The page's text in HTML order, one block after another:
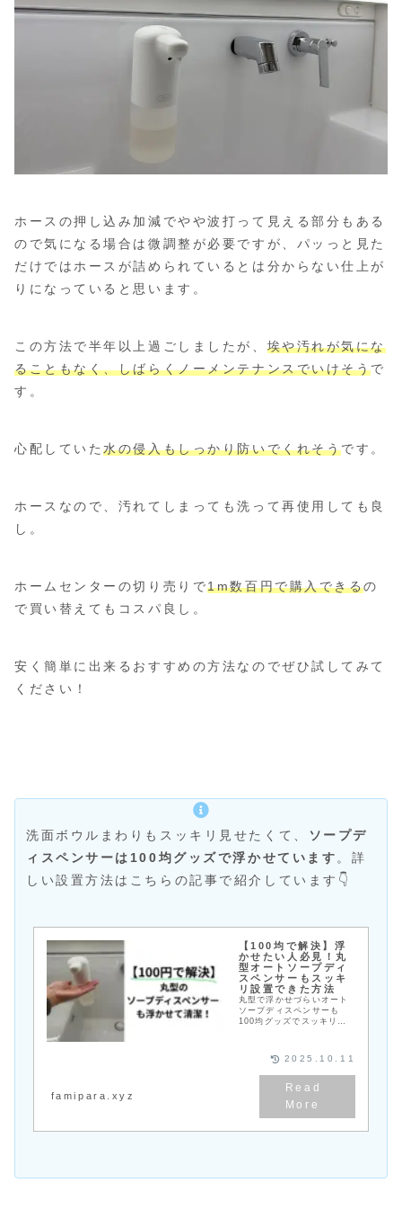
ホースの押し込み加減でやや波打って見える部分もある
ので気になる場合は微調整が必要ですが、パッっと見た
だけではホースが詰められているとは分からない仕上が
りになっていると思います。
この方法で半年以上過ごしましたが、 埃や汚れが気にな
ることもなく、しばらくノーメンテナンスでいけそうで
す。
心配していた水の侵入もしっかり防いでくれそうです。
ホースなので、汚れてしまっても洗って再使用しても良
し。
ホームセンターの切り売りで1m数百円で購入できるの
で買い替えてもコスパ良し。
安く簡単に出来るおすすめの方法なのでぜひ試してみて
ください！
洗面ボウルまわりもスッキリ見せたくて、
ソープデ
ィスペンサーは100均グッズで浮かせています 。詳
しい設置方法はこちらの記事で紹介しています👇
【100均で解決】浮
かせたい人必見！丸
型オートソープディ
スペンサーもスッキ
リ設置できた方法
丸型で浮かせづらいオート
ソープディスペンサーも
100均グッズでスッキリ解
る方法をご紹介します。
famipara.xyz
2025.10.11